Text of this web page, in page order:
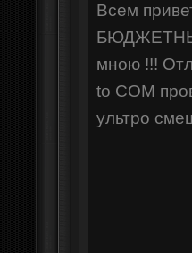
Всем
мною !!!
to COM
ультро